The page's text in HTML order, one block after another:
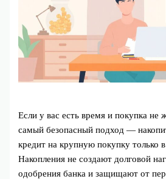
Если у вас есть время и покупка не
самый безопасный подход —
кредит на крупную покупку только
Накопления не создают долговой
одобрения банка и защищают от